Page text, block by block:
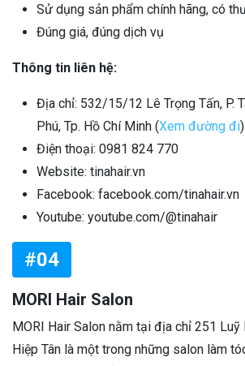
Sử dụng sản phẩm chính hãng, có
Đúng giá, đúng dịch vụ
Thông tin liên hệ:
Địa chỉ: 532/15/12 Lê Trọng Tấn, P.
Phú, Tp. Hồ Chí Minh (Xem đường đi)
Điện thoại: 0981 824 770
Website: tinahair.vn
Facebook: facebook.com/tinahair.vn
Youtube: youtube.com/@tinahair
#04
MORI Hair Salon
MORI Hair Salon nằm tại địa chỉ 251 Luỹ
Hiệp Tân là một trong những salon làm